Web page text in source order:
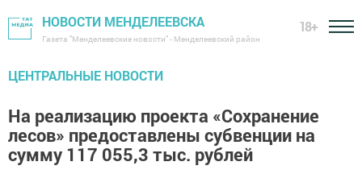
НОВОСТИ МЕНДЕЛЕЕВСКА
Газета "Менделеевские новости" - Менделеевский район
18+
ЦЕНТРАЛЬНЫЕ НОВОСТИ
На реализацию проекта «Сохранение
лесов» предоставлены субвенции на
сумму 117 055,3 тыс. рублей